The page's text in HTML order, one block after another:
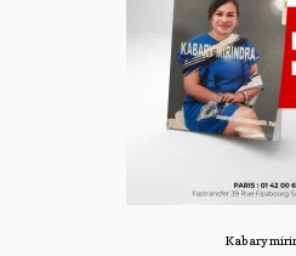
Kabary